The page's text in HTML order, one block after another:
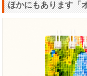
ほかにもあります「